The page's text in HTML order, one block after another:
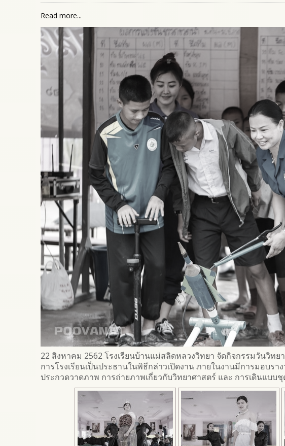
Read more...
22 สิงหาคม 2562 โรงเรียนบ้านแม่สลิดหลวงวิทยา จัดกิจกรรมวันวิท
การโรงเรียนเป็นประธานในพิธีกล่าวเปิดงาน ภายในงานมีการมอบร
ประกวดวาดภาพ การถ่ายภาพเกี่ยวกับวิทยาศาสตร์ และ การเดินแบบ